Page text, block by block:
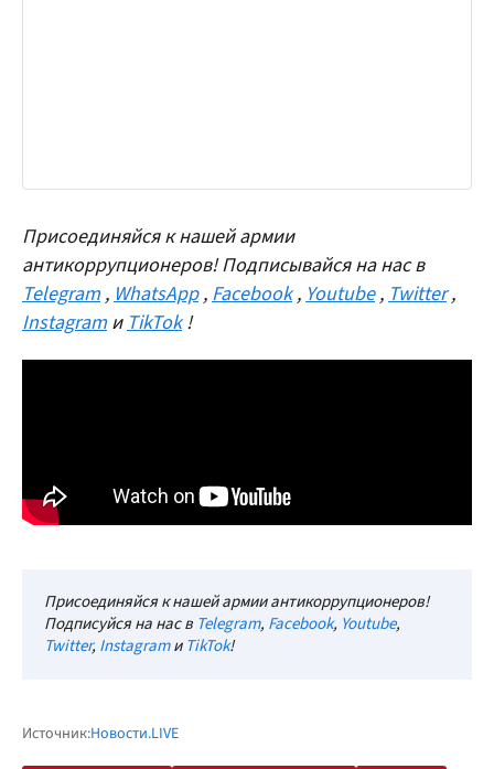
Присоединяйся к нашей армии
антикоррупционеров! Подписывайся на нас в
Telegram ,WhatsApp ,Facebook ,Youtube ,Twitter ,
Instagram иTikTok !
Присоединяйся к нашей армии антикоррупционеров!
Подписуйся на нас в Telegram, Facebook, Youtube,
Twitter, InstagramиTikTok!
Источник:Новости.LIVE